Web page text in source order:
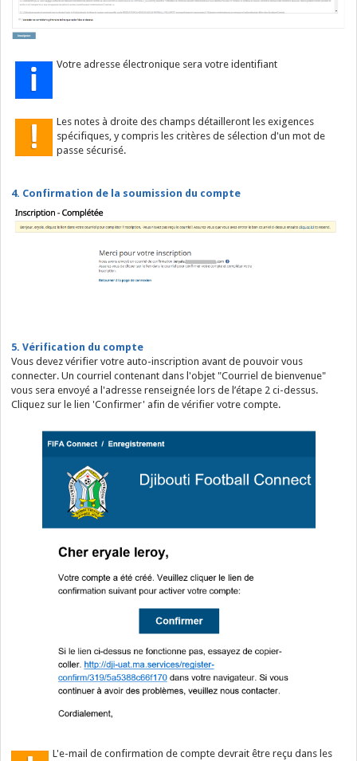
Votre adresse électronique sera votre identifiant
Les notes à droite des champs détailleront les exigences
spécifiques, y compris les critères de sélection d'un mot de
passe sécurisé.
4. Confirmation de la soumission du compte
5. Vérification du compte
Vous devez vérifier votre auto-inscription avant de pouvoir vous
connecter. Un courriel contenant dans l'objet "Courriel de bienvenue"
vous sera envoyé a l'adresse renseignée lors de l’étape 2 ci-dessus.
Cliquez sur le lien 'Confirmer' afin de vérifier votre compte.
L'e-mail de confirmation de compte devrait être reçu dans les